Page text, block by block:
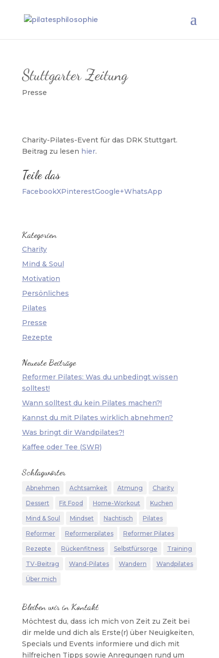
Stuttgarter Zeitung
Presse
Charity-Pilates-Event für das DRK Stuttgart.
Beitrag zu lesen hier.
Teile das
FacebookXPinterestGoogle+WhatsApp
Kategorien
Charity
Mind & Soul
Motivation
Persönliches
Pilates
Presse
Rezepte
Neueste Beiträge
Reformer Pilates: Was du unbedingt wissen
solltest!
Wann solltest du kein Pilates machen?!
Kannst du mit Pilates wirklich abnehmen?
Was bringt dir Wandpilates?!
Kaffee oder Tee (SWR)
Schlagwörter
Abnehmen Achtsamkeit Atmung Charity
Dessert Fit Food Home-Workout Kuchen
Mind & Soul Mindset Nachtisch Pilates
Reformer Reformerpilates Reformer Pilates
Rezepte Rückenfitness Selbstfürsorge Training
TV-Beitrag Wand-Pilates Wandern Wandpilates
Über mich
Bleiben wir in Kontakt
Möchtest du, dass ich mich von Zeit zu Zeit bei
dir melde und dich als Erste(r) über Neuigkeiten,
Specials und Events informiere und dich mit
hilfreichen Tipps sowie Anregungen rund um